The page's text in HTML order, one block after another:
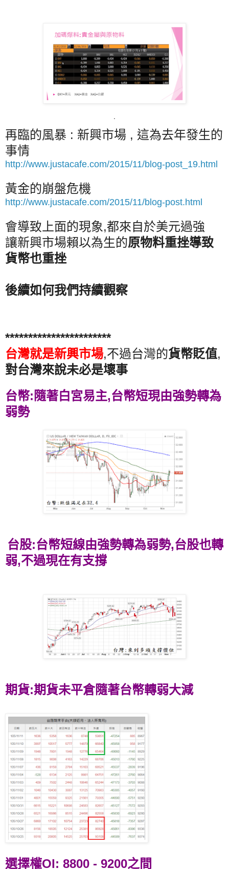
˙
再臨的風暴 : 新興市場 , 這為去年發生的
事情
http://www.justacafe.com/2015/11/blog-post_19.html
黃金的崩盤危機
http://www.justacafe.com/2015/11/blog-post.html
會導致上面的現象,都來自於美元過強
讓新興市場賴以為生的原物料重挫導致
貨幣也重挫
後續如何我們持續觀察
***********************
台灣就是新興市場,不過台灣的貨幣貶值,
對台灣來說未必是壞事
台幣:隨著白宮易主,台幣短現由強勢轉為
弱勢
台股:台幣短線由強勢轉為弱勢,台股也轉
弱,不過現在有支撐
期貨:期貨未平倉隨著台幣轉弱大減
選擇權OI: 8800 - 9200之間